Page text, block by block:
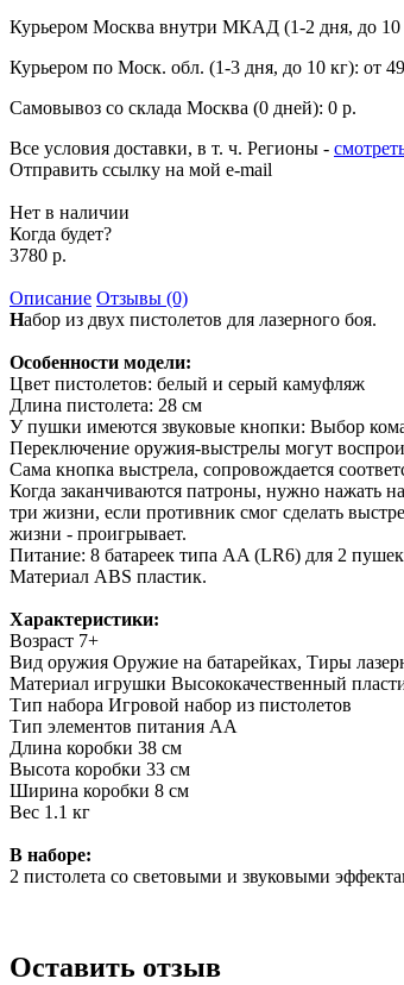
Курьером Москва внутри МКАД (1-2 дня, до 10
Курьером по Моск. обл. (1-3 дня, до 10 кг): от
Самовывоз со склада Москва (0 дней): 0 р.
Все условия доставки, в т. ч. Регионы -
Отправить ссылку на мой e-mail
Нет в наличии
Когда будет?
3780 р.
Описание Отзывы (0)
Набор из двух пистолетов для лазерного боя.
Особенности модели:
Цвет пистолетов: белый и серый камуфляж
Длина пистолета: 28 см
У пушки имеются звуковые кнопки: Выбор
Переключение оружия-выстрелы могут
Сама кнопка выстрела, сопровождается
Когда заканчиваются патроны, нужно нажать
три жизни, если противник смог сделать
жизни - проигрывает.
Питание: 8 батареек типа AA (LR6) для 2
Материал ABS пластик.
Характеристики:
Возраст 7+
Вид оружия Оружие на батарейках, Тиры
Материал игрушки Высококачественный
Тип набора Игровой набор из пистолетов
Тип элементов питания АА
Длина коробки 38 см
Высота коробки 33 см
Ширина коробки 8 см
Вес 1.1 кг
В наборе:
2 пистолета cо cветовыми и звуковыми
Оставить отзыв